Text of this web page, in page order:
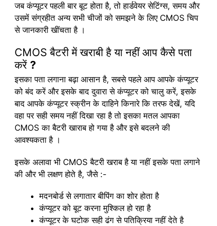
जब कंप्यूटर पहली बार बूट होता है, तो हार्डवेयर सेटिंग्स, समय और
उसमें संग्रहीत अन्य सभी चीजों को समझने के लिए CMOS चिप
से जानकारी खींचता है ।
CMOS बैटरी में खराबी है या नहीं आप कैसे पता
करें ?
इसका पता लगाना बढ़ा आसान है, सबसे पहले आप आपके कंप्यूटर
को बंद करें और इसके बाद दुवारा से कंप्यूटर को चालु करें, इसके
बाद आपके कंप्यूटर स्क्रीन के दाहिने किनारे कि तरफ देखें, यदि
वहा पर सही समय नहीं दिखा रहा है तो इसका मतल आपका
CMOS का बैटरी खाराब हो गया है और इसे बदलने की
आवश्यकता है ।
इसके अलावा भी CMOS बैटरी खराब है या नहीं इसके पता लगाने
की और भी लक्षण होते है, जैसे :-
मदनबोर्ड से लगातार बीपिंग का शोर होता है
कंप्यूटर को बूट करना मुश्किल हो रहा है
कंप्यूटर के घटोक सही ढंग से पतिक्रिया नहीं देते है